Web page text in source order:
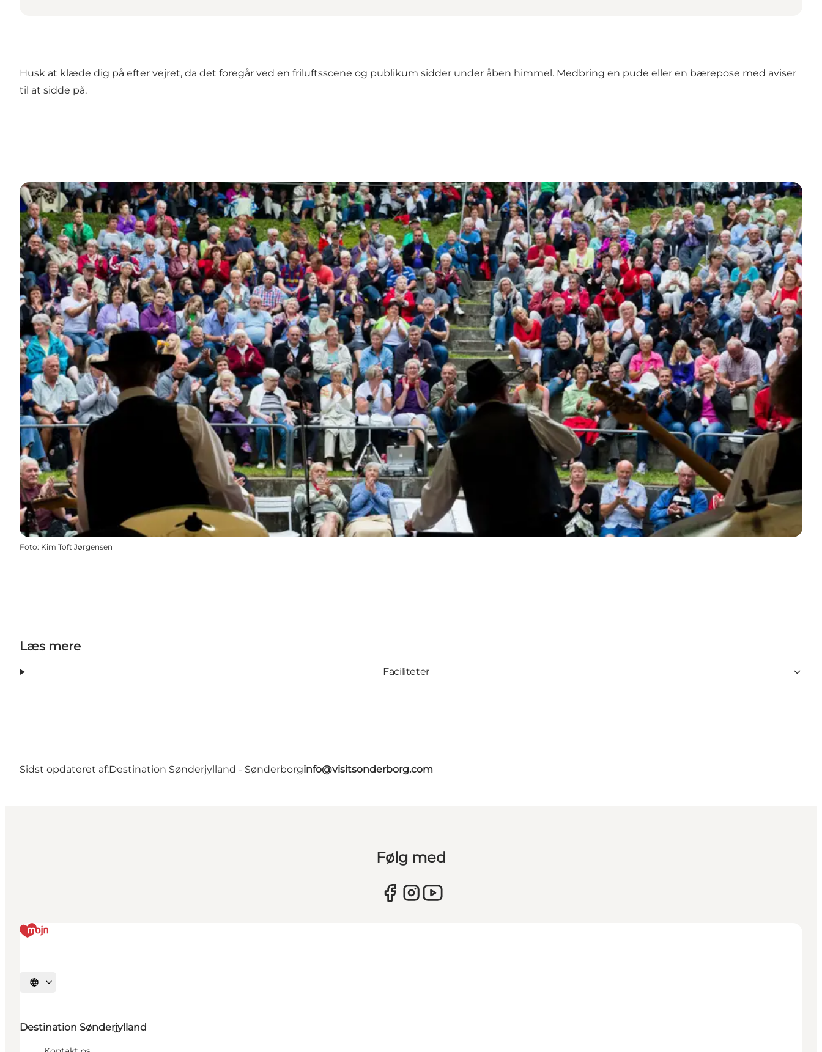
Husk at klæde dig på efter vejret, da det foregår ved en friluftsscene og publikum sidder under åben himmel. Medbring en pude eller en bærepose med aviser
til at sidde på.
Foto: Kim Toft Jørgensen
Læs mere
Faciliteter
Sidst opdateret af:Destination Sønderjylland - Sønderborginfo@visitsonderborg.com
Følg med
Vælg sprog
Destination Sønderjylland